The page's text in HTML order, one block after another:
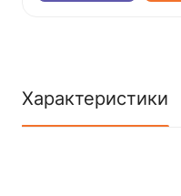
Характеристики